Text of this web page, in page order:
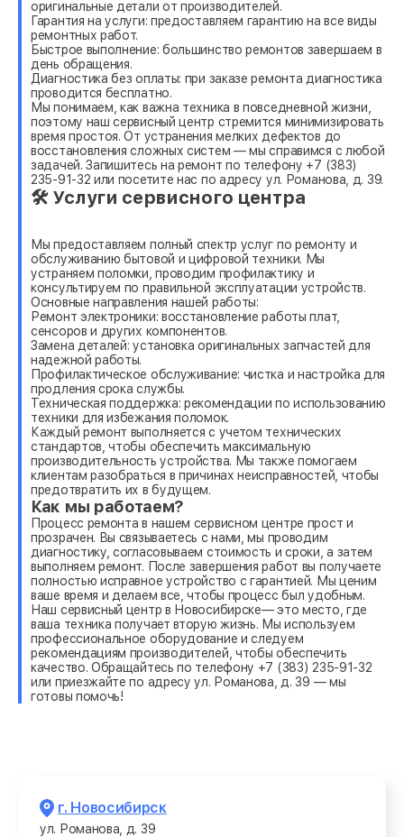
оригинальные детали от производителей.
Гарантия на услуги: предоставляем гарантию на все виды
ремонтных работ.
Быстрое выполнение: большинство ремонтов завершаем в
день обращения.
Диагностика без оплаты: при заказе ремонта диагностика
проводится бесплатно.
Мы понимаем, как важна техника в повседневной жизни,
поэтому наш сервисный центр стремится минимизировать
время простоя. От устранения мелких дефектов до
восстановления сложных систем — мы справимся с любой
задачей. Запишитесь на ремонт по телефону +7 (383)
235-91-32 или посетите нас по адресу ул. Романова, д. 39.
🛠 Услуги сервисного центра
Мы предоставляем полный спектр услуг по ремонту и
обслуживанию бытовой и цифровой техники. Мы
устраняем поломки, проводим профилактику и
консультируем по правильной эксплуатации устройств.
Основные направления нашей работы:
Ремонт электроники: восстановление работы плат,
сенсоров и других компонентов.
Замена деталей: установка оригинальных запчастей для
надежной работы.
Профилактическое обслуживание: чистка и настройка для
продления срока службы.
Техническая поддержка: рекомендации по использованию
техники для избежания поломок.
Каждый ремонт выполняется с учетом технических
стандартов, чтобы обеспечить максимальную
производительность устройства. Мы также помогаем
клиентам разобраться в причинах неисправностей, чтобы
предотвратить их в будущем.
Как мы работаем?
Процесс ремонта в нашем сервисном центре прост и
прозрачен. Вы связываетесь с нами, мы проводим
диагностику, согласовываем стоимость и сроки, а затем
выполняем ремонт. После завершения работ вы получаете
полностью исправное устройство с гарантией. Мы ценим
ваше время и делаем все, чтобы процесс был удобным.
Наш сервисный центр в Новосибирске— это место, где
ваша техника получает вторую жизнь. Мы используем
профессиональное оборудование и следуем
рекомендациям производителей, чтобы обеспечить
качество. Обращайтесь по телефону +7 (383) 235-91-32
или приезжайте по адресу ул. Романова, д. 39 — мы
готовы помочь!
г. Новосибирск
ул. Романова, д. 39